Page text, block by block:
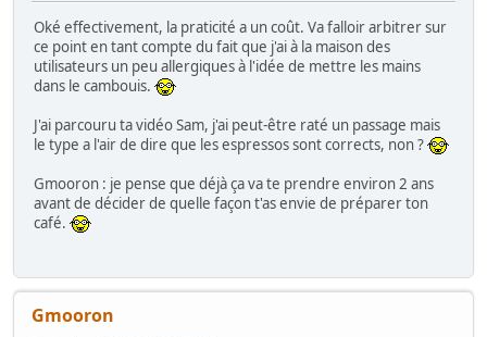
Oké effectivement, la praticité a un coût. Va falloir arbitrer sur
ce point en tant compte du fait que j'ai à la maison des
utilisateurs un peu allergiques à l'idée de mettre les mains
dans le cambouis.
J'ai parcouru ta vidéo Sam, j'ai peut-être raté un passage mais
le type a l'air de dire que les espressos sont corrects, non ?
Gmooron : je pense que déjà ça va te prendre environ 2 ans
avant de décider de quelle façon t'as envie de préparer ton
café.
Gmooron